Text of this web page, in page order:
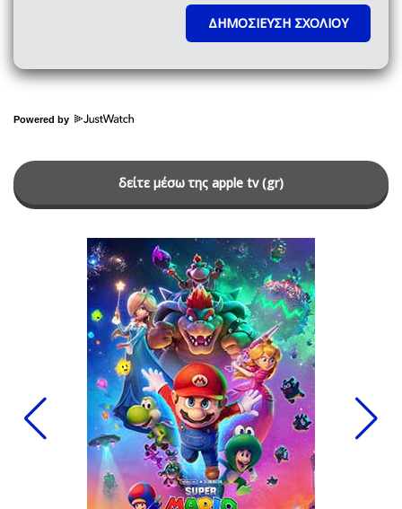
Powered by
δείτε μέσω της apple tv (gr)